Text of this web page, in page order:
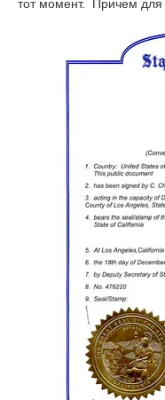
тот момент.
Причем для